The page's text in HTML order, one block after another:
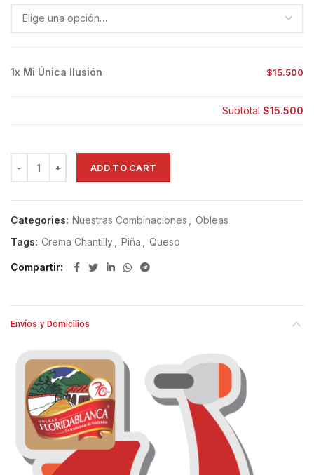
1x Mi Única Ilusión $15.500
Subtotal $15.500
ADD TO CART
Categories: Nuestras Combinaciones
Obleas
Tags: Crema Chantilly Piña Queso
Compartir
Envíos y Domicilios